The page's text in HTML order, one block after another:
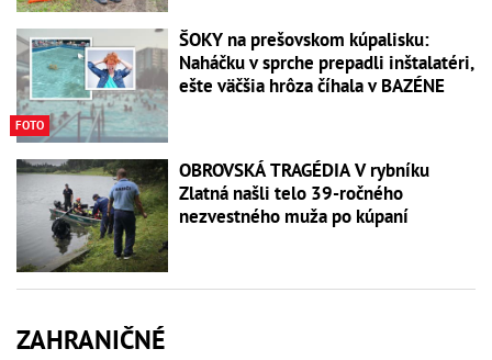
FOTO
ŠOKY na prešovskom kúpalisku:
Naháčku v sprche prepadli inštalatéri,
ešte väčšia hrôza číhala v BAZÉNE
OBROVSKÁ TRAGÉDIA V rybníku
Zlatná našli telo 39-ročného
nezvestného muža po kúpaní
ZAHRANIČNÉ